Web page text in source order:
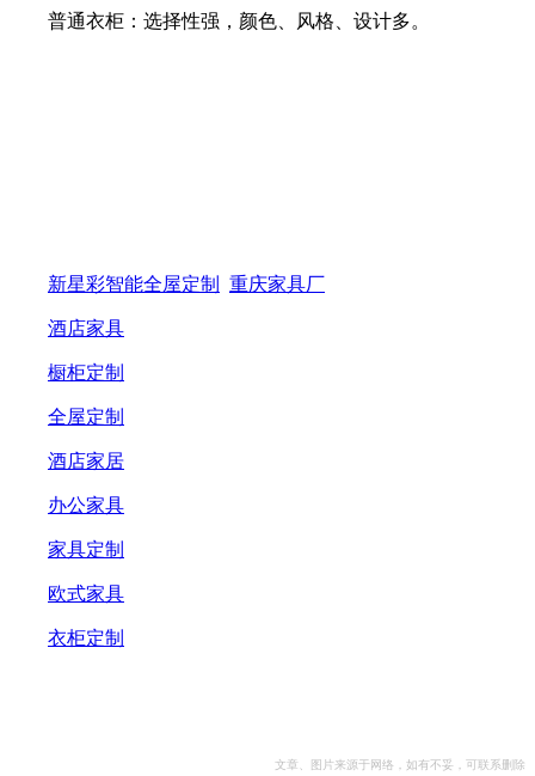
普通衣柜：选择性强，颜色、风格、设计多。
新星彩智能全屋定制 重庆家具厂
酒店家具
橱柜定制
全屋定制
酒店家居
办公家具
家具定制
欧式家具
衣柜定制
文章、图片来源于网络，如有不妥，可联系删除